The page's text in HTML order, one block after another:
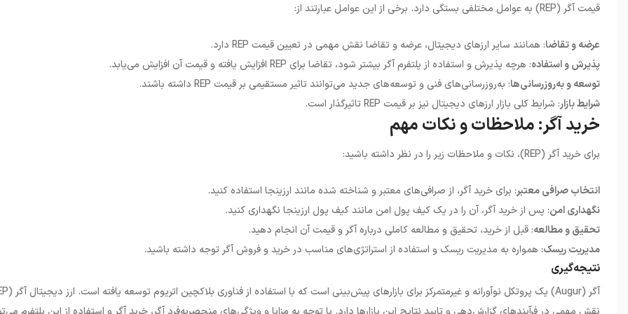
قیمت آگر (REP) به عوامل مختلفی بستگی دارد. برخی از این عوامل عبارتند از:
عرضه و تقاضا: همانند سایر ارزهای دیجیتال، عرضه و تقاضا نقش مهمی در تعیین قیمت REP دارد.
پذیرش و استفاده: هرچه پذیرش و استفاده از پلتفرم آگر بیشتر شود، تقاضا برای REP افزایش یافته و قیمت آن افزایش می‌یابد.
توسعه و به‌روزرسانی‌ها: به‌روزرسانی‌های فنی و توسعه‌های جدید می‌توانند تاثیر مستقیمی بر قیمت REP داشته باشند.
شرایط بازار: شرایط کلی بازار ارزهای دیجیتال نیز بر قیمت REP تاثیرگذار است.
خرید آگر: ملاحظات و نکات مهم
برای خرید آگر (REP)، نکات و ملاحظات زیر را در نظر داشته باشید:
انتخاب صرافی معتبر: برای خرید آگر، از صرافی‌های معتبر و شناخته شده مانند ارزینجا استفاده کنید.
نگهداری امن: پس از خرید آگر، آن را در یک کیف پول امن مانند کیف پول ارزینجا نگهداری کنید.
تحقیق و مطالعه: قبل از خرید، تحقیق و مطالعه کاملی درباره آگر و قیمت آن انجام دهید.
مدیریت ریسک: همواره به مدیریت ریسک و استفاده از استراتژی‌های مناسب در خرید و فروش آگر توجه داشته باشید.
نتیجه‌گیری